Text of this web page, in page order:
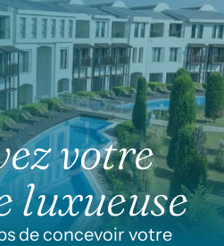
votre
luxueuse
de concevoir votre